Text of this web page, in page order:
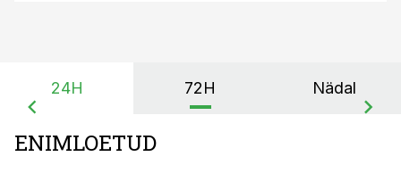
24H 72H Nädal
ENIMLOETUD